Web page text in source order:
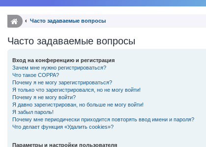
Часто задаваемые вопросы
Часто задаваемые вопросы
Вход на конференцию и регистрация
Зачем мне нужно регистрироваться?
Что такое COPPA?
Почему я не могу зарегистрироваться?
Я только что зарегистрировался, но не могу войти!
Почему я не могу войти?
Я давно зарегистрирован, но больше не могу войти!
Я забыл пароль!
Почему мне периодически приходится повторять ввод имени и пароля?
Что делает функция «Удалить cookies»?
Параметры и настройки пользователя